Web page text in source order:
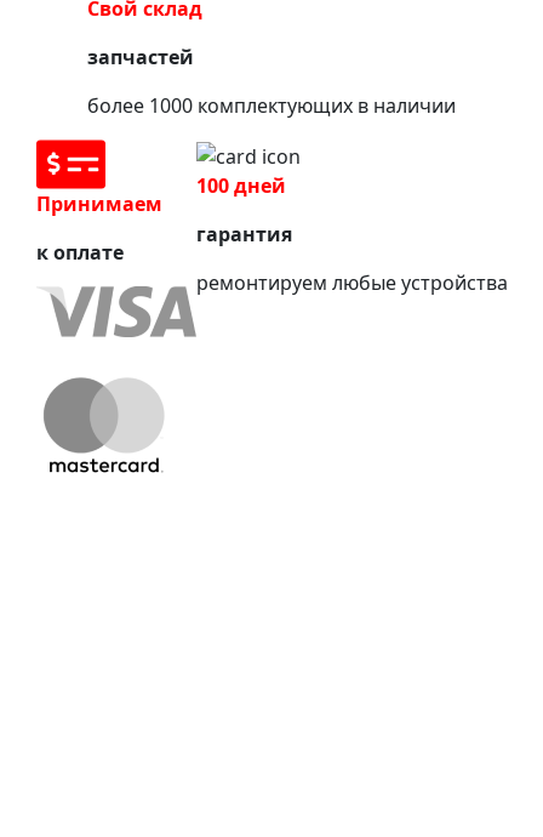
Свой склад
запчастей
более 1000 комплектующих в наличии
Принимаем
к оплате
100 дней
гарантия
ремонтируем любые устройства